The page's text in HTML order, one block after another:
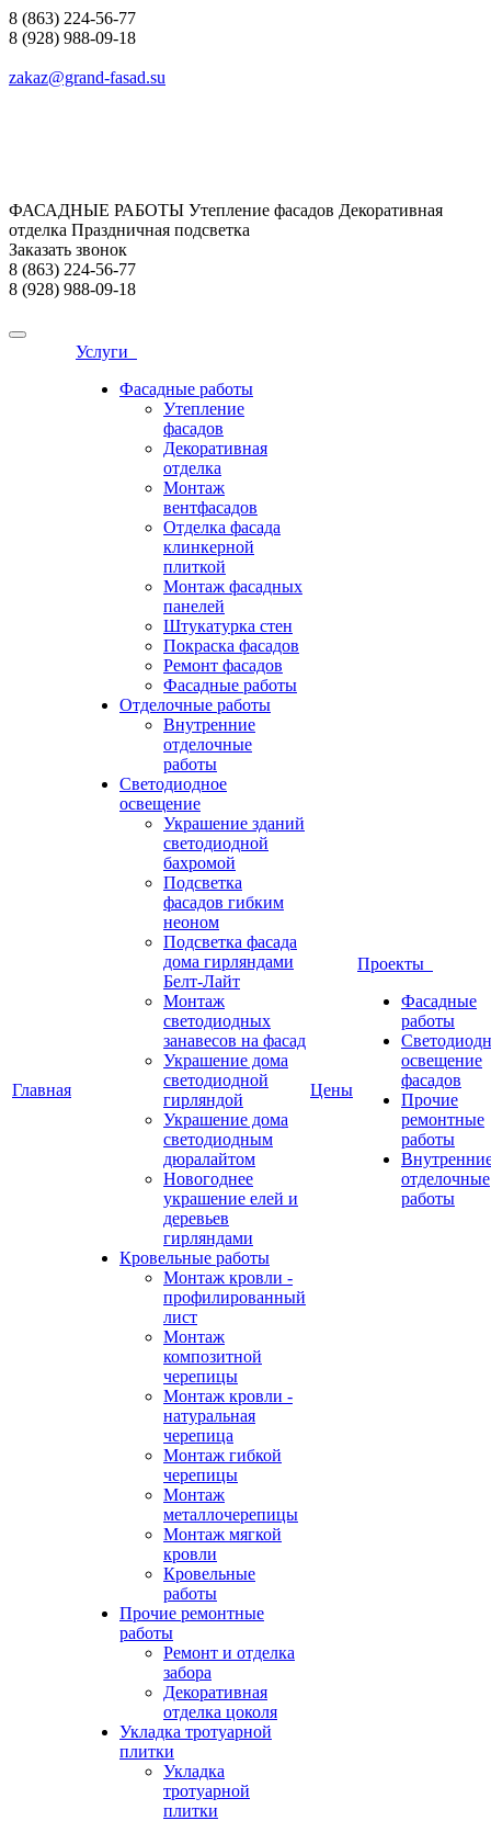
8 (863) 224-56-77
8 (928) 988-09-18
zakaz@grand-fasad.su
ФАСАДНЫЕ РАБОТЫ Утепление фасадов Декоративная
отделка Праздничная подсветка
Заказать звонок
8 (863) 224-56-77
8 (928) 988-09-18
Главная
Услуги
Фасадные работы
Утепление
фасадов
Декоративная
отделка
Монтаж
вентфасадов
Отделка фасада
клинкерной
плиткой
Монтаж фасадных
панелей
Штукатурка стен
Покраска фасадов
Ремонт фасадов
Фасадные работы
Отделочные работы
Внутренние
отделочные
работы
Светодиодное
освещение
Украшение зданий
светодиодной
бахромой
Подсветка
фасадов гибким
неоном
Подсветка фасада
дома гирляндами
Белт-Лайт
Монтаж
светодиодных
занавесов на фасад
Украшение дома
светодиодной
гирляндой
Украшение дома
светодиодным
дюралайтом
Новогоднее
украшение елей и
деревьев
гирляндами
Кровельные работы
Монтаж кровли -
профилированный
лист
Монтаж
композитной
черепицы
Монтаж кровли -
натуральная
черепица
Монтаж гибкой
черепицы
Монтаж
металлочерепицы
Монтаж мягкой
кровли
Кровельные
работы
Прочие ремонтные
работы
Ремонт и отделка
забора
Декоративная
отделка цоколя
Укладка тротуарной
плитки
Укладка
тротуарной
плитки
Цены
Проекты
Фасадные
работы
освещение
фасадов
Прочие
ремонтные
работы
отделочные
работы